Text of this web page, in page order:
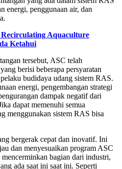
energi, penggunaan air, dan
Aquaculture
Ketahui
tersebut, ASC telah
berisi beberapa persyaratan
budidaya udang sistem RAS.
energi, pengembangan strategi
dampak negatif dari
dapat memenuhi semua
menggunakan sistem RAS bisa
bergerak cepat dan inovatif. Ini
dan menyesuaikan program ASC
bagian dari industri,
ada saat ini saat ini. Seperti